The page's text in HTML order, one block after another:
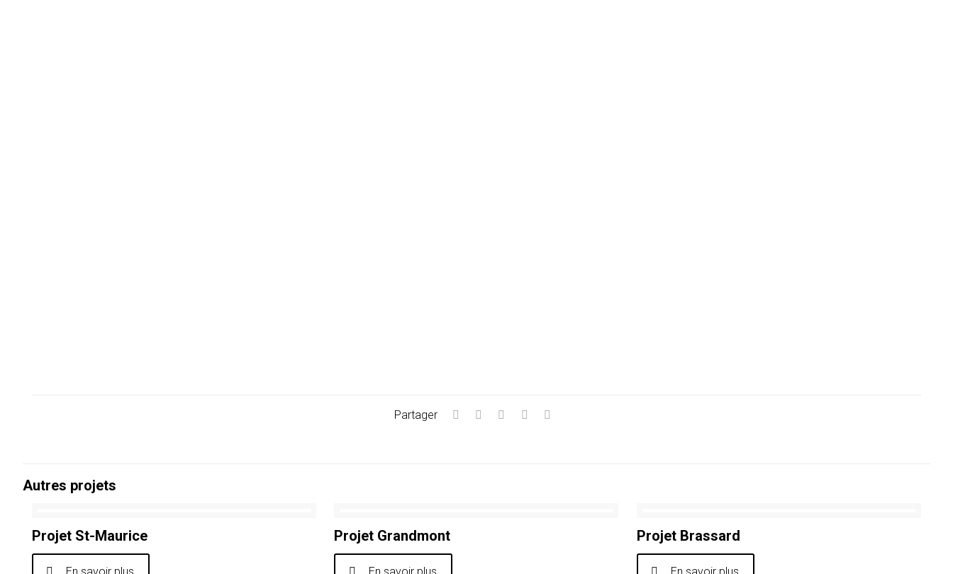
Partager
Autres projets
Projet St-Maurice Projet Grandmont Projet Brassard